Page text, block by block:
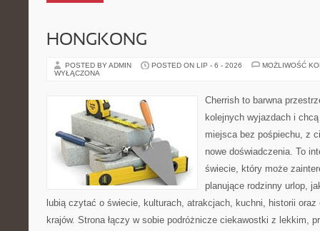
HONGKONG
POSTED BY ADMIN POSTED ON LIP - 6 - 2026
MOŻLIWOŚĆ
WYŁĄCZONA
Cherrish to barwna
kolejnych wyjazdach i
miejsca bez pośpiechu, z
nowe doświadczenia. To
świecie, który może
planujące rodzinny urlop,
lubią czytać o świecie, kulturach, atrakcjach, kuchni, historii
krajów. Strona łączy w sobie podróżnicze ciekawostki z lekkim,